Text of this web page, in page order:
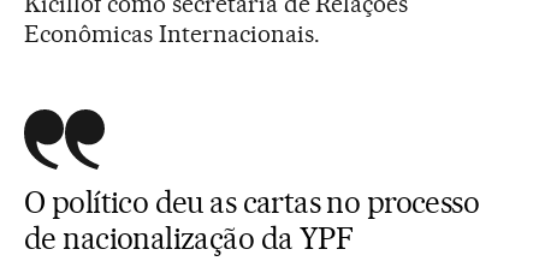
Econômicas Internacionais.
O político deu as cartas no processo
de nacionalização da YPF